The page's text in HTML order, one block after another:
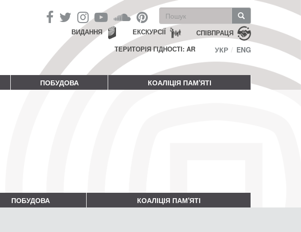
Пошукова
форма
Пошук СПІВПРАЦЯ
ЕКСКУРСІЇ
ВИДАННЯ
ТЕРИТОРІЯ ГІДНОСТІ: AR
УКР ENG
ПОБУДОВА КОАЛІЦІЯ ПАМ'ЯТІ
ПОБУДОВА КОАЛІЦІЯ ПАМ'ЯТІ